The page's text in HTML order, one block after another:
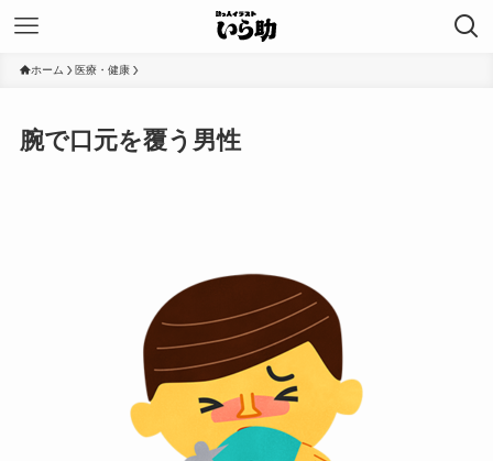
ホーム 医療・健康
腕で口元を覆う男性